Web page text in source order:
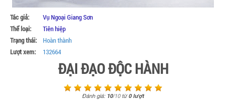
Tác giả:
Vụ Ngoại Giang Sơn
Thể loại:
Tiên hiệp
Trạng thái:
Hoàn thành
Lượt xem:
132664
ĐẠI ĐẠO ĐỘC HÀNH
Đánh giá: 10/10từ0lượt